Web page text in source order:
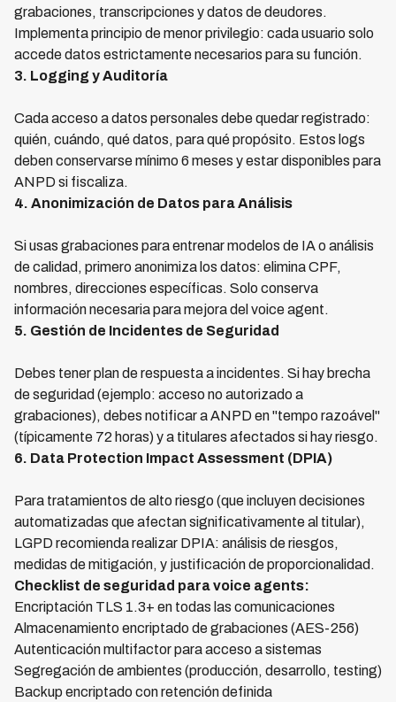
grabaciones, transcripciones y datos de deudores.
Implementa principio de menor privilegio: cada usuario solo
accede datos estrictamente necesarios para su función.
3. Logging y Auditoría
Cada acceso a datos personales debe quedar registrado:
quién, cuándo, qué datos, para qué propósito. Estos logs
deben conservarse mínimo 6 meses y estar disponibles para
ANPD si fiscaliza.
4. Anonimización de Datos para Análisis
Si usas grabaciones para entrenar modelos de IA o análisis
de calidad, primero anonimiza los datos: elimina CPF,
nombres, direcciones específicas. Solo conserva
información necesaria para mejora del voice agent.
5. Gestión de Incidentes de Seguridad
Debes tener plan de respuesta a incidentes. Si hay brecha
de seguridad (ejemplo: acceso no autorizado a
grabaciones), debes notificar a ANPD en "tempo razoável"
(típicamente 72 horas) y a titulares afectados si hay riesgo.
6. Data Protection Impact Assessment (DPIA)
Para tratamientos de alto riesgo (que incluyen decisiones
automatizadas que afectan significativamente al titular),
LGPD recomienda realizar DPIA: análisis de riesgos,
medidas de mitigación, y justificación de proporcionalidad.
Checklist de seguridad para voice agents:
Encriptación TLS 1.3+ en todas las comunicaciones
Almacenamiento encriptado de grabaciones (AES-256)
Autenticación multifactor para acceso a sistemas
Segregación de ambientes (producción, desarrollo, testing)
Backup encriptado con retención definida